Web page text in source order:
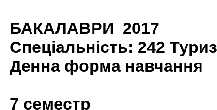
БАКАЛАВРИ 2017
Спеціальність: 242
Денна форма навчання
7 семестр